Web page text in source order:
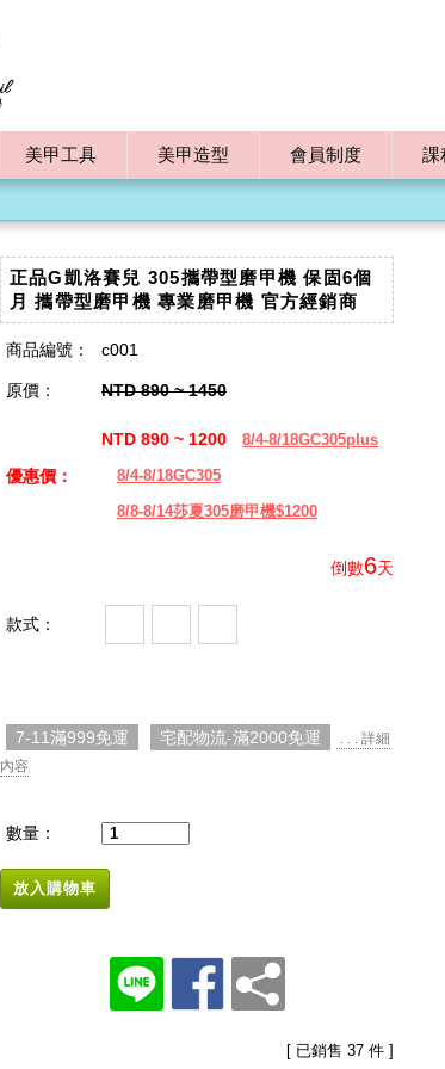
美甲工具 美甲造型 會員制度 課
正品G凱洛賽兒 305攜帶型磨甲機 保固6個
月 攜帶型磨甲機 專業磨甲機 官方經銷商
商品編號： c001
原價： NTD 890 ~ 1450
優惠價：
NTD 890 ~ 1200
8/4-8/18GC305plus
8/4-8/18GC305
8/8-8/14莎夏305磨甲機$1200
倒數6天
款式：
7-11滿999免運 宅配物流-滿2000免運
. . . 詳細
內容
數量：
放入購物車
[ 已銷售 37 件 ]